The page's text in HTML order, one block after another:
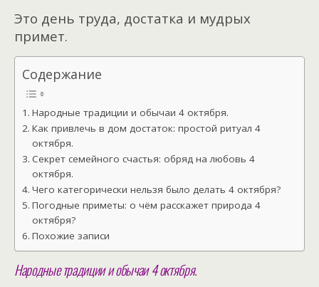
Это день труда, достатка и мудрых
примет.
Содержание
Народные традиции и обычаи 4 октября.
Как привлечь в дом достаток: простой ритуал 4
октября.
Секрет семейного счастья: обряд на любовь 4
октября.
Чего категорически нельзя было делать 4 октября?
Погодные приметы: о чём расскажет природа 4
октября?
Похожие записи
Народные традиции и обычаи 4 октября.